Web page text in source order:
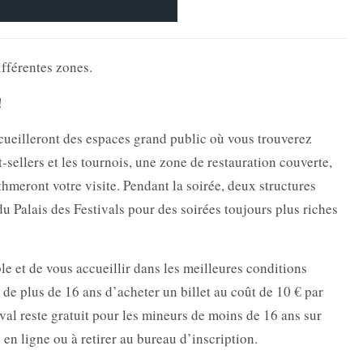
zones.
des espaces grand public où vous trouverez
sellers et les tournois, une zone de restauration couverte,
votre visite. Pendant la soirée, deux structures
Palais des Festivals pour des soirées toujours plus riches
et de vous accueillir dans les meilleures conditions
plus de 16 ans d’acheter un billet au coût de 10 € par
reste gratuit pour les mineurs de moins de 16 ans sur
ligne ou à retirer au bureau d’inscription.